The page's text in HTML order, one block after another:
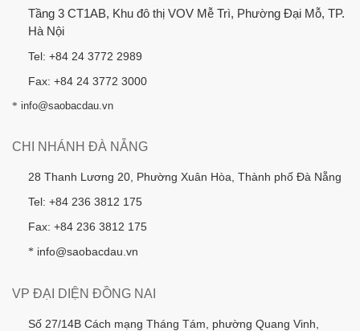
Tầng 3 CT1AB, Khu đô thị VOV Mễ Trì, Phường Đại Mỗ, TP.
Hà Nội
Tel: +84 24 3772 2989
Fax: +84 24 3772 3000
* info@saobacdau.vn
CHI NHÁNH ĐÀ NẴNG
28 Thanh Lương 20, Phường Xuân Hòa, Thành phố Đà Nẵng
Tel: +84 236 3812 175
Fax: +84 236 3812 175
* info@saobacdau.vn
VP ĐẠI DIỆN ĐỒNG NAI
Số 27/14B Cách mạng Tháng Tám, phường Quang Vinh,